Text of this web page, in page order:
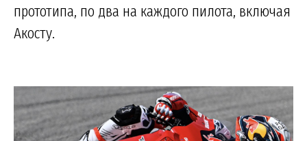
прототипа, по два на каждого пилота, включая
Акосту.